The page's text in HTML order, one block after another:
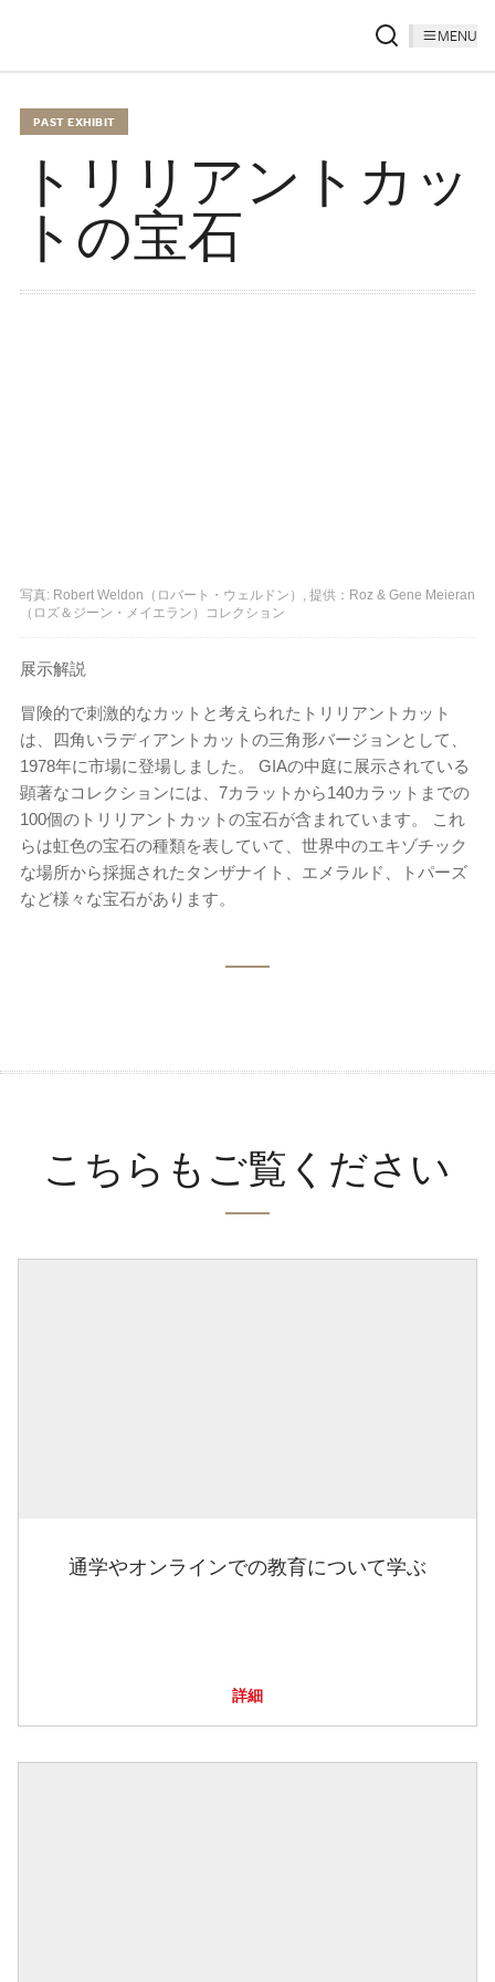
MENU
PAST EXHIBIT
トリリアントカッ
トの宝石
写真: Robert Weldon（ロバート・ウェルドン）, 提供：Roz & Gene Meieran
（ロズ＆ジーン・メイエラン）コレクション
展示解説
冒険的で刺激的なカットと考えられたトリリアントカット
は、四角いラディアントカットの三角形バージョンとして、
1978年に市場に登場しました。 GIAの中庭に展示されている
顕著なコレクションには、7カラットから140カラットまでの
100個のトリリアントカットの宝石が含まれています。 これ
らは虹色の宝石の種類を表していて、世界中のエキゾチック
な場所から採掘されたタンザナイト、エメラルド、トパーズ
など様々な宝石があります。
こちらもご覧ください
通学やオンラインでの教育について学ぶ
詳細